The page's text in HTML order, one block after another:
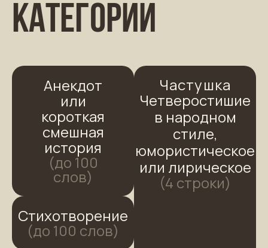
Категории
Анекдот
или
короткая
смешная
история
(до 100
слов)
Стихотворение
(до 100 слов)
Частушка
Четверостишие
в народном
стиле,
юмористическое
или лирическое
(4 строки)